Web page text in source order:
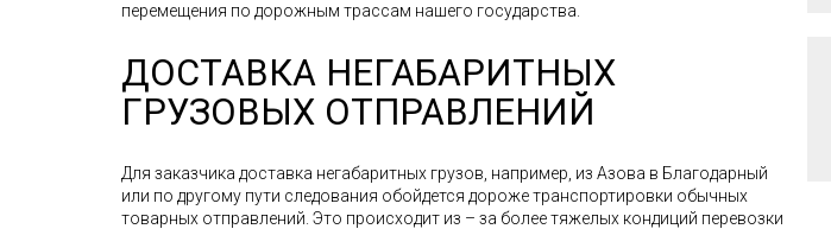
перемещения по дорожным трассам нашего государства.
ДОСТАВКА НЕГАБАРИТНЫХ
ГРУЗОВЫХ ОТПРАВЛЕНИЙ
Для заказчика доставка негабаритных грузов, например, из Азова в Благодарный
или по другому пути следования обойдется дороже транспортировки обычных
товарных отправлений. Это происходит из – за более тяжелых кондиций перевозки